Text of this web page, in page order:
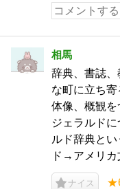
相馬
辞典、書誌、
な町に立ち
体像、概観
ジェラルド
ルド辞典と
ド→アメリカ
ナイス